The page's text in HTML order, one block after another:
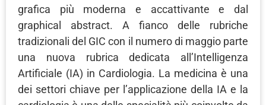
grafica più moderna e accattivante e dal
graphical abstract. A fianco delle rubriche
tradizionali del GIC con il numero di maggio parte
una nuova rubrica dedicata all’Intelligenza
Artificiale (IA) in Cardiologia. La medicina è una
dei settori chiave per l’applicazione della IA e la